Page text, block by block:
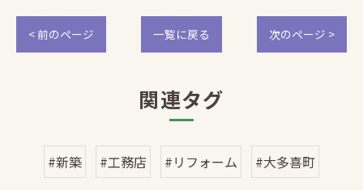
< 前のページ 一覧に戻る 次のページ >
関連タグ
#新築 #工務店 #リフォーム #大多喜町